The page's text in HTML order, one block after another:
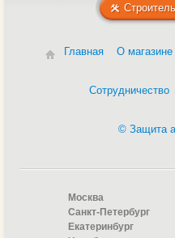
Главная О магазине
Сотрудничество
© Защита
Москва
Санкт-Петербург
Екатеринбург